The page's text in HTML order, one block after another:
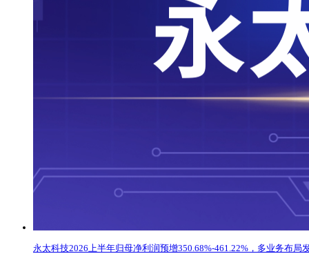
永太科技2026上半年归母净利润预增350.68%-461.22%，多业务布局